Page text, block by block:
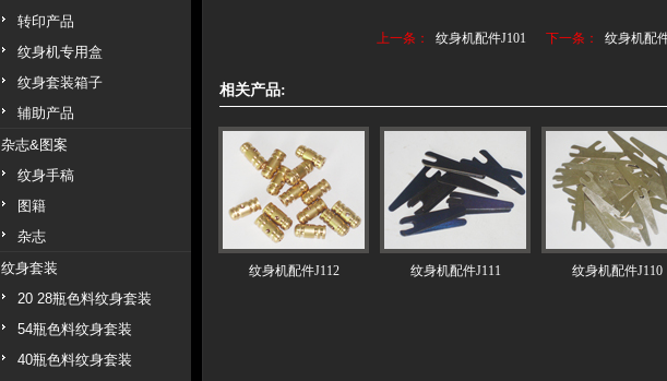
转印产品
纹身机专用盒
纹身套装箱子
辅助产品
杂志&图案
纹身手稿
图籍
杂志
纹身套装
20 28瓶色料纹身套装
54瓶色料纹身套装
40瓶色料纹身套装
上一条： 纹身机配件J101 下一条： 纹身机配
相关产品:
纹身机配件J112 纹身机配件J111 纹身机配件J110